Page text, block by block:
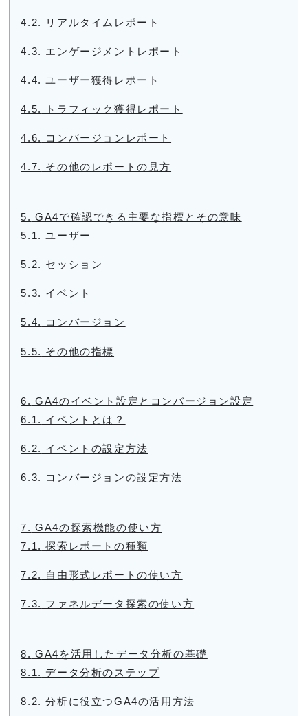
4.2. リアルタイムレポート
4.3. エンゲージメントレポート
4.4. ユーザー獲得レポート
4.5. トラフィック獲得レポート
4.6. コンバージョンレポート
4.7. その他のレポートの見方
5. GA4で確認できる主要な指標とその意味
5.1. ユーザー
5.2. セッション
5.3. イベント
5.4. コンバージョン
5.5. その他の指標
6. GA4のイベント設定とコンバージョン設定
6.1. イベントとは？
6.2. イベントの設定方法
6.3. コンバージョンの設定方法
7. GA4の探索機能の使い方
7.1. 探索レポートの種類
7.2. 自由形式レポートの使い方
7.3. ファネルデータ探索の使い方
8. GA4を活用したデータ分析の基礎
8.1. データ分析のステップ
8.2. 分析に役立つGA4の活用方法